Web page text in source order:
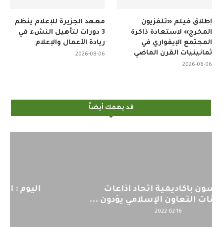
معهد الجزيرة للإعلام ينظم
3 دورات لتأهيل النشء في
ريادة الأعمال والإعلام
2026-08-06
إطلاق فيلم «تلفزيون
المخرج» لاستعادة ذاكرة
المجتمع الإيفواري في
ثمانينيات القرن الماضي
2026-08-06
قد يهمك أيضاً
اليوم : المشاركة بالاجتماع التحضيري
لمنظمي قمة اسيا...